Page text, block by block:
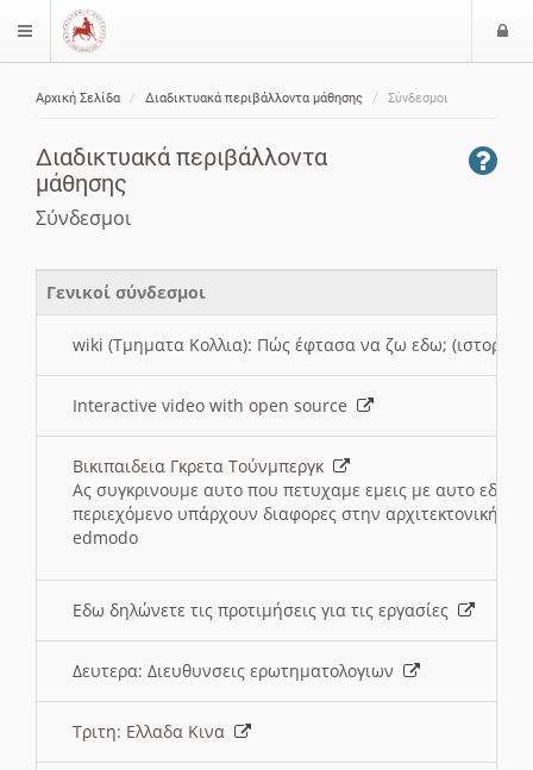
$langMenu
Αρχική Σελίδα Διαδικτυακά περιβάλλοντα μάθησης Σύνδεσμοι
Διαδικτυακά περιβάλλοντα
μάθησης
Σύνδεσμοι
Γενικοί σύνδεσμοι
wiki (Τμηματα Κολλια): Πώς έφτασα να ζω εδω; (ιστορια)
Interactive video with open source
Βικιπαιδεια Γκρετα Τούνμπεργκ
Ας συγκρινουμε αυτο που πετυχαμε εμεις με αυτο εδω
περιεχόμενο υπάρχουν διαφορες στην αρχιτεκτονική
edmodo
Εδω δηλώνετε τις προτιμήσεις για τις εργασίες
Δευτερα: Διευθυνσεις ερωτηματολογιων
Τριτη: Ελλαδα Κινα